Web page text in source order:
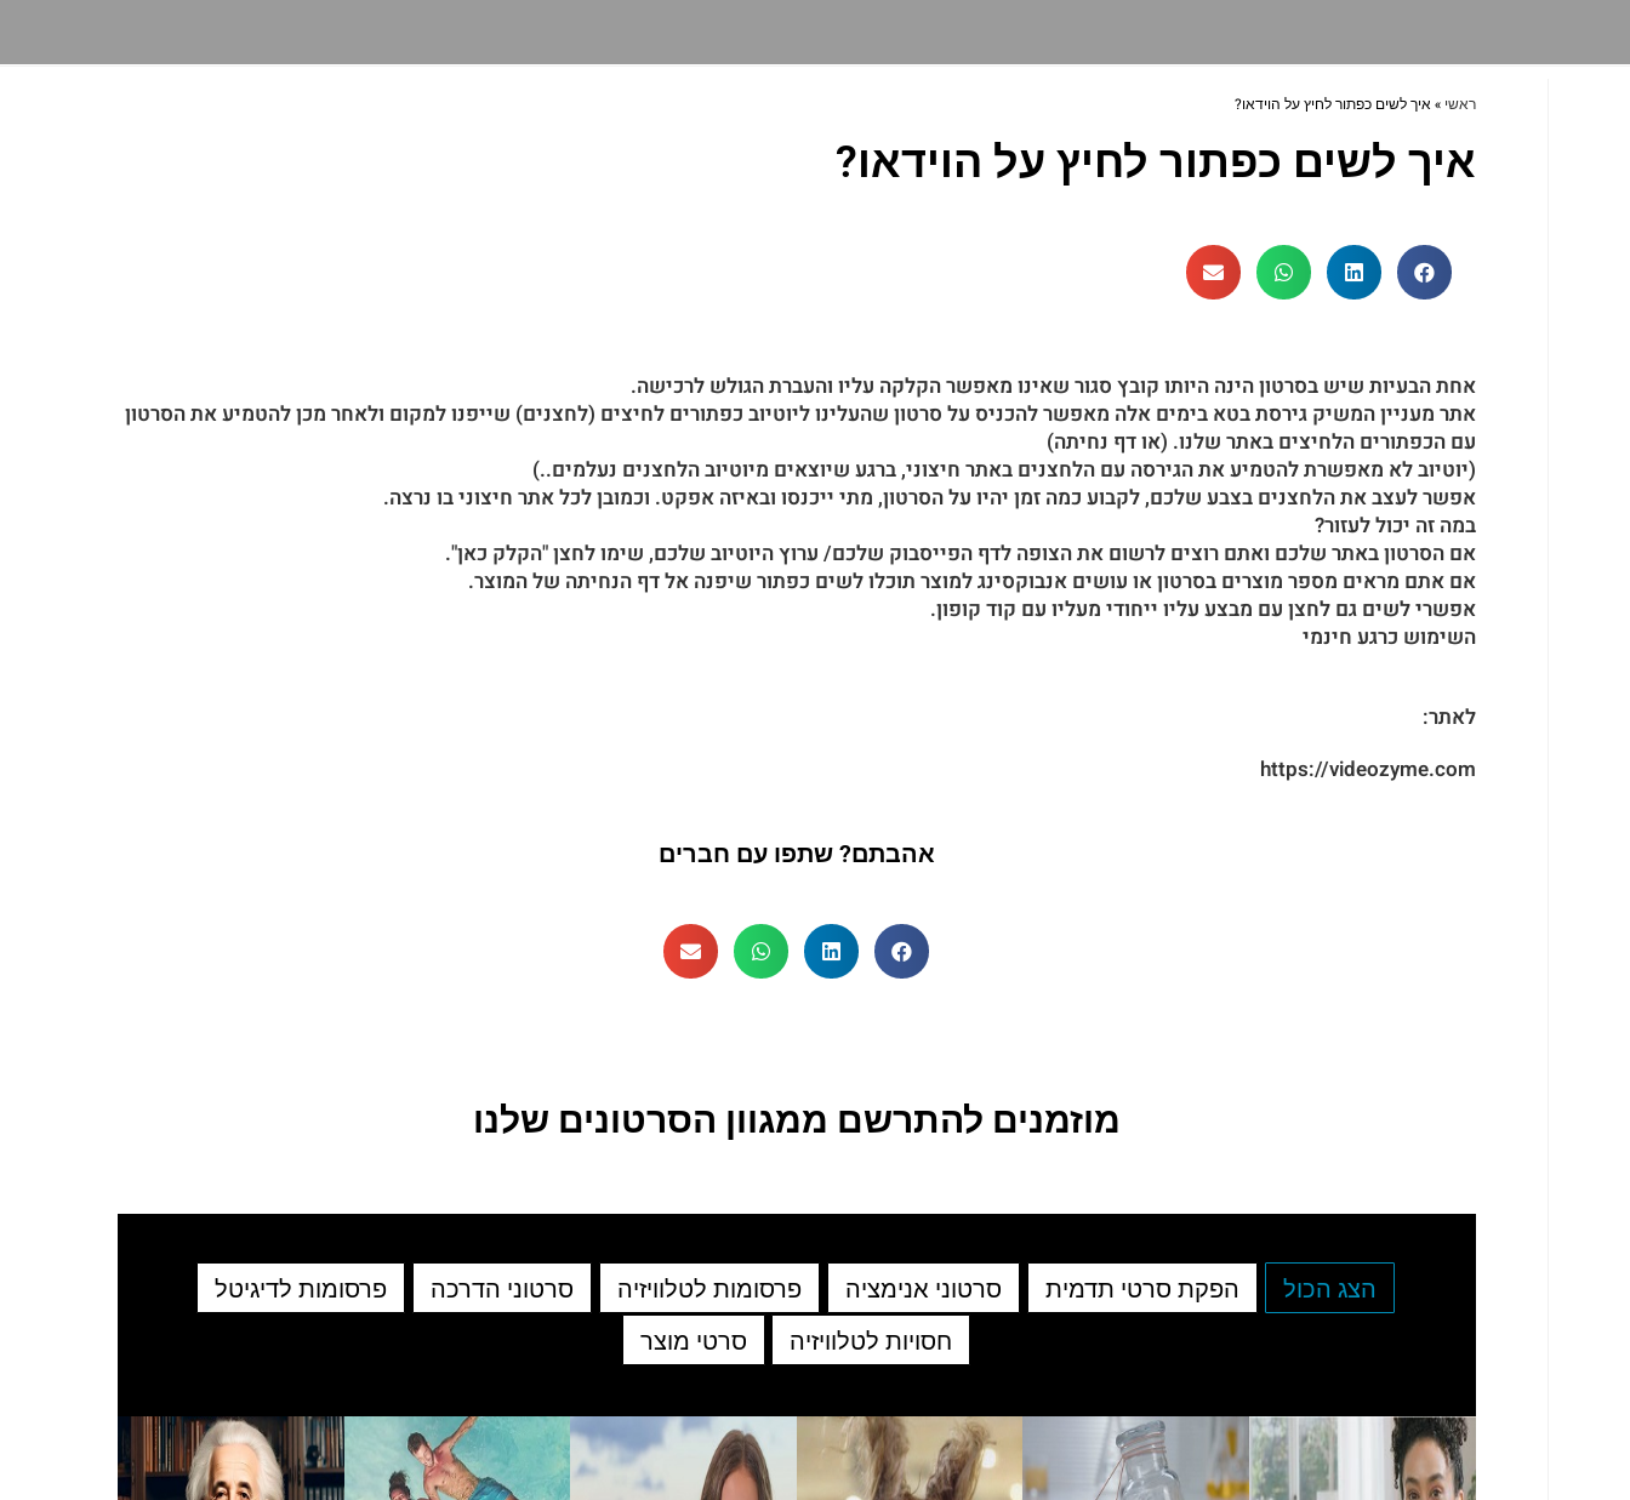
ראשי »איך לשים כפתור לחיץ על הוידאו?
איך לשים כפתור לחיץ על הוידאו?
אחת הבעיות שיש בסרטון הינה היותו קובץ סגור שאינו מאפשר הקלקה עליו והעברת הגולש לרכישה.
אתר מעניין המשיק גירסת בטא בימים אלה מאפשר להכניס על סרטון שהעלינו ליוטיוב כפתורים לחיצים (לחצנים) שייפנו למקום ולאחר מכן להטמיע את הסרטון
עם הכפתורים הלחיצים באתר שלנו. (או דף נחיתה)
(יוטיוב לא מאפשרת להטמיע את הגירסה עם הלחצנים באתר חיצוני, ברגע שיוצאים מיוטיוב הלחצנים נעלמים..)
אפשר לעצב את הלחצנים בצבע שלכם, לקבוע כמה זמן יהיו על הסרטון, מתי ייכנסו ובאיזה אפקט. וכמובן לכל אתר חיצוניבו נרצה.
במה זה יכול לעזור?
אם הסרטון באתר שלכם ואתם רוצים לרשום את הצופה לדף הפייסבוק שלכם/ ערוץ היוטיוב שלכם, שימו לחצן "הקלק כאן".
אם אתם מראים מספר מוצרים בסרטון או עושים אנבוקסינג למוצר תוכלו לשים כפתור שיפנה אל דף הנחיתה של המוצר.
אפשרי לשים גם לחצן עם מבצע עליו ייחודי מעליו עם קוד קופון.
השימוש כרגע חינמי
לאתר:
https://videozyme.com
אהבתם? שתפו עם חברים
מוזמנים להתרשם ממגוון הסרטונים שלנו
הצג הכול הפקת סרטי תדמית סרטוני אנימציה פרסומות לטלוויזיה סרטוני הדרכה
פרסומות לדיגיטל
חסויות לטלוויזיה
סרטי מוצר